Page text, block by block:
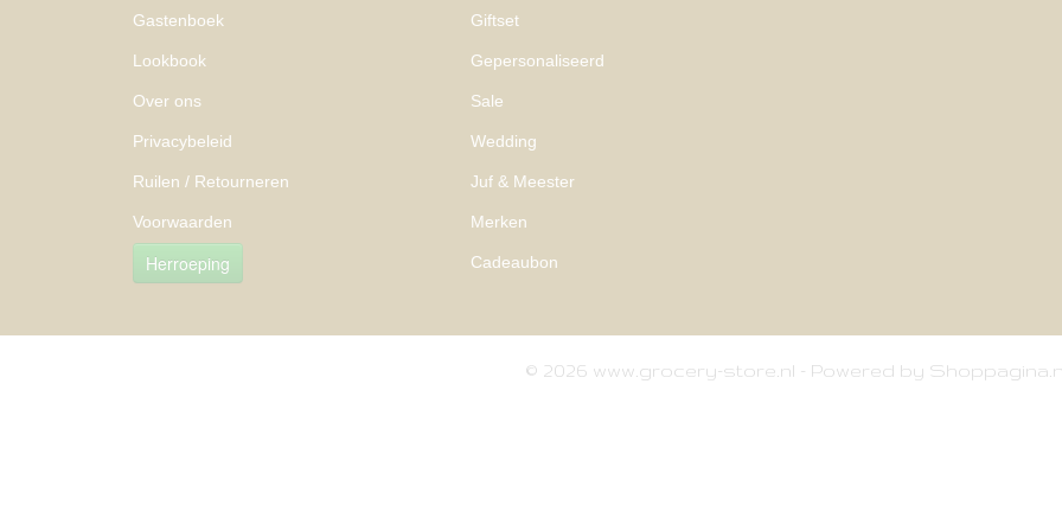
Gastenboek
Lookbook
Over ons
Privacybeleid
Ruilen / Retourneren
Voorwaarden
Herroeping
Giftset
Gepersonaliseerd
Sale
Wedding
Juf & Meester
Merken
Cadeaubon
© 2026 www.grocery-store.nl - Powered by